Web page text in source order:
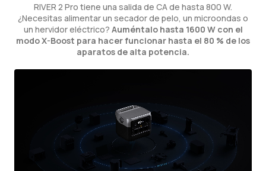
RIVER 2 Pro tiene una salida de CA de hasta 800 W.
¿Necesitas alimentar un secador de pelo, un microondas o
un hervidor eléctrico? Auméntalo hasta 1600 W con el
modo X-Boost para hacer funcionar hasta el 80 % de los
aparatos de alta potencia.